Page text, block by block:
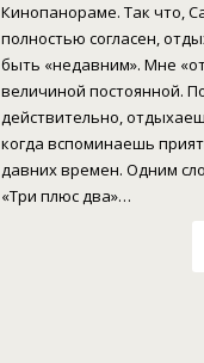
Кинопанораме. Так что,
полностью согласен,
быть «недавним». Мне
величиной постоянной.
действительно,
когда вспоминаешь
давних времен. Одним
«Три плюс два»…